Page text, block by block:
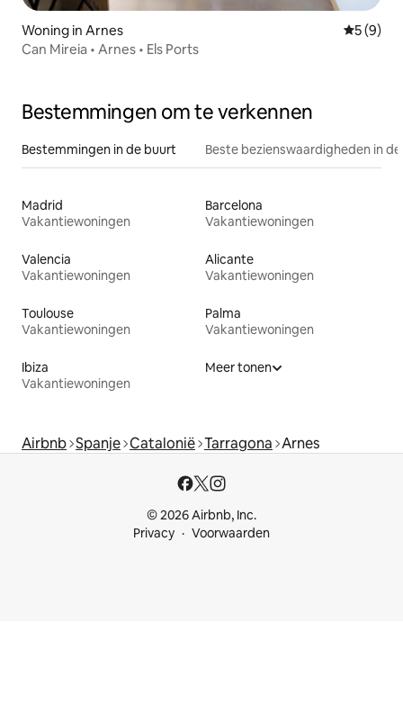
Woning in Arnes
5 (9)
Can Mireia • Arnes • Els Ports
Bestemmingen om te verkennen
Bestemmingen in de buurt Beste bezienswaardigheden in
Madrid
Vakantiewoningen
Barcelona
Vakantiewoningen
Valencia
Vakantiewoningen
Alicante
Vakantiewoningen
Toulouse
Vakantiewoningen
Palma
Vakantiewoningen
Ibiza
Vakantiewoningen
Meer tonen
Airbnb Spanje Catalonië Tarragona Arnes
© 2026 Airbnb, Inc.
Privacy
Voorwaarden